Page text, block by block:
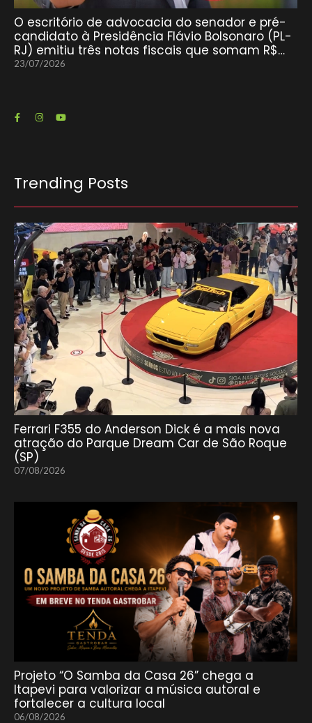
O escritório de advocacia do senador e pré-
candidato à Presidência Flávio Bolsonaro (PL-
RJ) emitiu três notas fiscais que somam R$…
23/07/2026
Trending Posts
Ferrari F355 do Anderson Dick é a mais nova
atração do Parque Dream Car de São Roque
(SP)
07/08/2026
Projeto “O Samba da Casa 26” chega a
Itapevi para valorizar a música autoral e
fortalecer a cultura local
06/08/2026